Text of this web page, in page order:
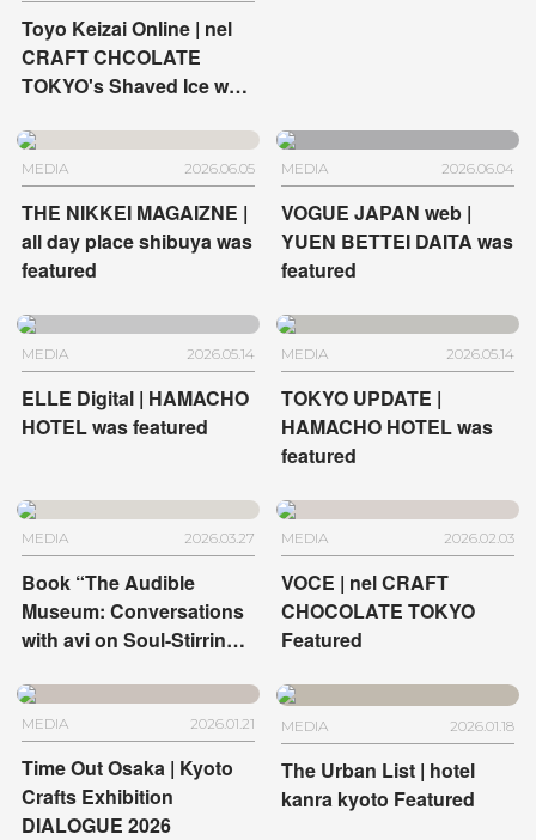
Toyo Keizai Online | nel
CRAFT CHCOLATE
TOKYO's Shaved Ice was
MEDIA 2026.06.05
THE NIKKEI MAGAIZNE |
all day place shibuya was
featured
MEDIA 2026.06.04
VOGUE JAPAN web |
YUEN BETTEI DAITA was
featured
MEDIA 2026.05.14
ELLE Digital | HAMACHO
HOTEL was featured
MEDIA 2026.05.14
TOKYO UPDATE |
HAMACHO HOTEL was
featured
MEDIA 2026.03.27
Book “The Audible
Museum: Conversations
with avi on Soul-Stirring
ANTEROOM KYOTO and
HOTEL ANTEROOM
NAHA
MEDIA 2026.02.03
VOCE | nel CRAFT
CHOCOLATE TOKYO
Featured
MEDIA 2026.01.21
Time Out Osaka | Kyoto
Crafts Exhibition
DIALOGUE 2026
MEDIA 2026.01.18
The Urban List | hotel
kanra kyoto Featured